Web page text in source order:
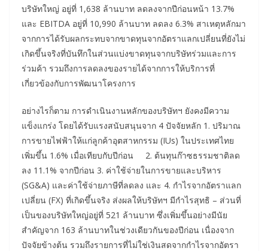
บริษัทใหญ่ อยู่ที่ 1,638 ล้านบาท ลดลงจากปีก่อนหน้า 13.7%
และ EBITDA อยู่ที่ 10,990 ล้านบาท ลดลง 6.3% สาเหตุหลักมา
จากการได้รับผลกระทบจากขาดทุนจากอัตราแลกเปลี่ยนที่ยังไม่
เกิดขึ้นจริงที่บันทึกในส่วนแบ่งขาดทุนจากบริษัทร่วมและการ
ร่วมค้า รวมถึงการลดลงของรายได้จากการให้บริการที่
เกี่ยวข้องกับการพัฒนาโครงการ
อย่างไรก็ตาม การดำเนินงานหลักของบริษัทฯ ยังคงมีความ
แข็งแกร่ง โดยได้รับแรงสนับสนุนจาก 4 ปัจจัยหลัก 1. ปริมาณ
การขายไฟฟ้าให้แก่ลูกค้าอุตสาหกรรม (IUs) ในประเทศไทย
เพิ่มขึ้น 1.6% เมื่อเทียบกับปีก่อน 2. ต้นทุนก๊าซธรรมชาติลด
ลง 11.1% จากปีก่อน 3. ค่าใช้จ่ายในการขายและบริหาร
(SG&A) และค่าใช้จ่ายภาษีที่ลดลง และ 4. กำไรจากอัตราแลก
เปลี่ยน (FX) ที่เกิดขึ้นจริง ส่งผลให้บริษัทฯ มีกำไรสุทธิ – ส่วนที่
เป็นของบริษัทใหญ่อยู่ที่ 521 ล้านบาท ซึ่งเพิ่มขึ้นอย่างมีนัย
สำคัญจาก 163 ล้านบาทในช่วงเดียวกันของปีก่อน เนื่องจาก
ปัจจัยข้างต้น รวมถึงรายการที่ไม่ใช่เงินสดจากกำไรจากอัตรา